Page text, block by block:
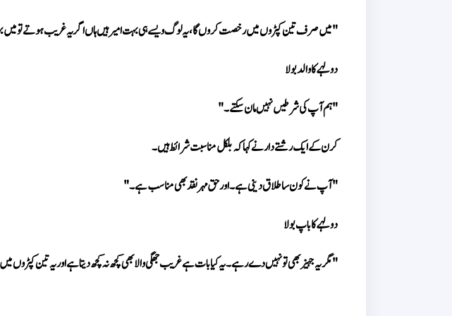
"میں صرف تین کپڑوں میں رخصت کروں گا، یہ لوگ ویسے ہی بہت امیر ہیں ہاں اگر یہ غریب ہوتے تو میں
دولہے کا والد بولا
"ہم آپ کی شرطیں نہیں مان سکتے۔"
کرن کے ایک رشتے دار نے کہا کہ بلکل مناسبت شرائط ہیں۔
"آپ نے کون سا طلاق دینی ہے۔ اور حق مہر نقد بھی مناسب ہے۔"
دولہے کا باپ بولا
"مگر یہ جہیز بھی تو نہیں دے رہے۔ یہ کیا بات ہے غریب جھگی والا بھی کچھ نہ کچھ دیتا ہے اور یہ تین